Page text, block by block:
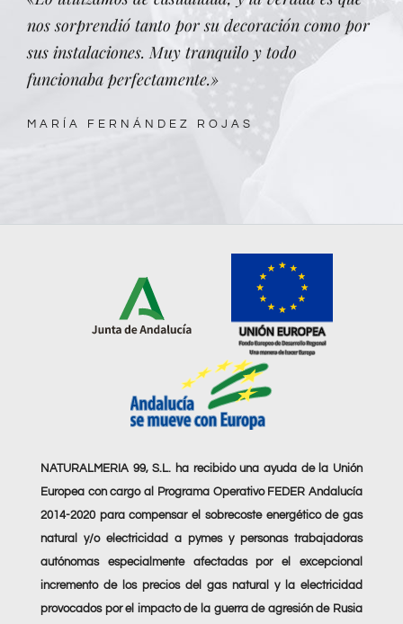
nos sorprendió tanto por su decoración como por
sus instalaciones. Muy tranquilo y todo
funcionaba perfectamente.»
MARÍA FERNÁNDEZ ROJAS
NATURALMERIA 99, S.L. ha recibido una ayuda de la Unión
Europea con cargo al Programa Operativo FEDER Andalucía
2014-2020 para compensar el sobrecoste energético de gas
natural y/o electricidad a pymes y personas trabajadoras
autónomas especialmente afectadas por el excepcional
incremento de los precios del gas natural y la electricidad
provocados por el impacto de la guerra de agresión de Rusia